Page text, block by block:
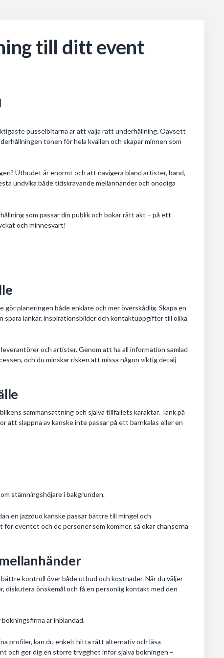
till ditt event
pusselbitarna är att välja rätt underhållning. Oavsett
tonen för hela kvällen och skapar minnen som
Utbudet är enormt och att navigera bland artister, band,
undvika både tidskrävande mellanhänder och onödiga
som passar din publik och bokar rätt akt – på ett
och minnesvärt!
planeringen både enklare och mer överskådlig. Skapa en
länkar, inspirationsbilder och kontaktuppgifter till olika
och artister. Genom att ha all information samlad
och du minskar risken att missa någon viktig detalj
sammansättning och själva tillfällets karaktär. Tänk på
att slappna av kanske inte passar på ett barnkalas eller en
stämningshöjare i bakgrunden.
en jazzduo kanske passar bättre till mingel och
eventet och de personer som kommer, så ökar chanserna
kontroll över både utbud och kostnader. När du väljer
diskutera önskemål och få en personlig kontakt med den
är inblandad.
profiler, kan du enkelt hitta rätt alternativ och läsa
och ger dig en större trygghet inför själva bokningen –